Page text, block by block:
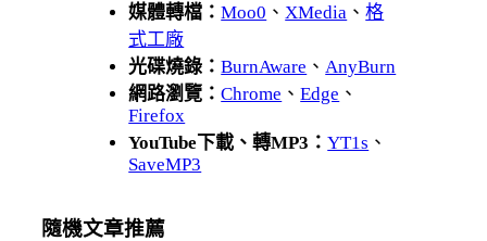
媒體轉檔：Moo0 、 XMedia 、格
式工廠
光碟燒錄：BurnAware 、 AnyBurn
網路瀏覽：Chrome 、Edge 、
Firefox
YouTube下載、轉MP3：YT1s 、
SaveMP3
隨機文章推薦